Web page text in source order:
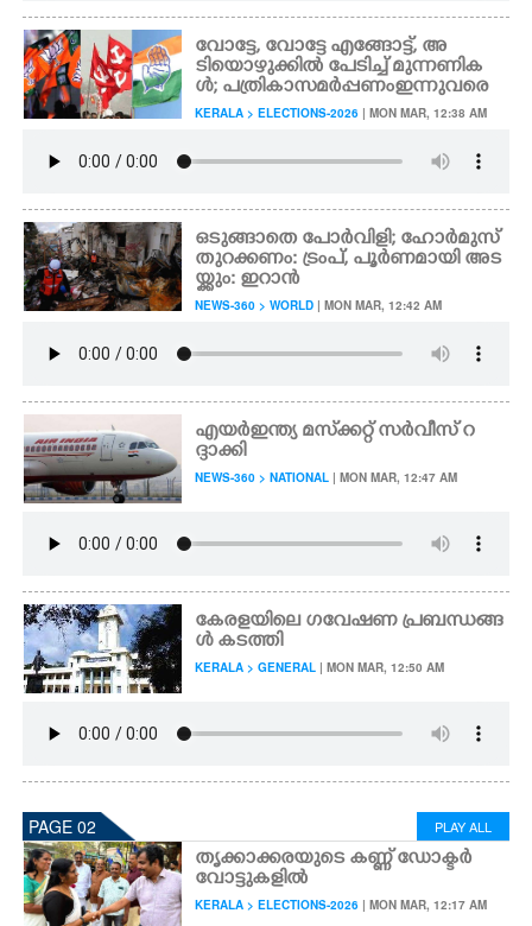
വോട്ടേ, വോട്ടേ എങ്ങോട്ട്,​ അ
ടിയൊഴുക്കിൽ പേടിച്ച് മുന്നണിക
ൾ; പത്രികാ സമർപ്പണം ഇന്നുവരെ
KERALA > ELECTIONS-2026 | MON MAR, 12:38 AM
ഒടുങ്ങാതെ പോർവിളി; ഹോർമുസ്
തുറക്കണം: ട്രംപ്, പൂർണമായി അട
യ്ക്കും: ഇറാൻ
NEWS-360 > WORLD | MON MAR, 12:42 AM
എയർഇന്ത്യ മസ്‌ക്കറ്റ് സർവീസ് റ
ദ്ദാക്കി
NEWS-360 > NATIONAL | MON MAR, 12:47 AM
കേരളയിലെ ഗവേഷണ പ്രബന്ധങ്ങ
ൾ കടത്തി
KERALA > GENERAL | MON MAR, 12:50 AM
PAGE 02 PLAY ALL
തൃക്കാക്കരയുടെ കണ്ണ് ഡോക്ടർ
വോട്ടുകളിൽ
KERALA > ELECTIONS-2026 | MON MAR, 12:17 AM